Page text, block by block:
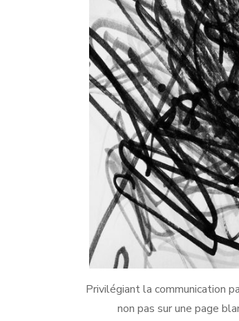
Privilégiant la communication
non pas sur une page